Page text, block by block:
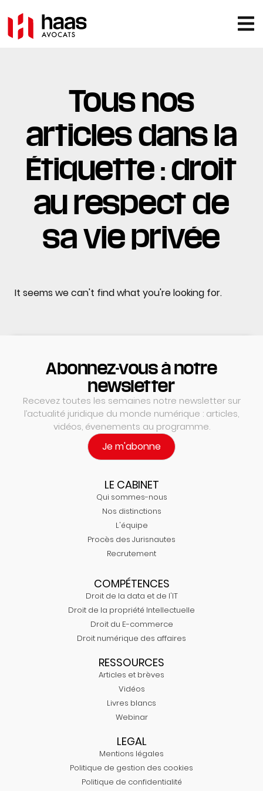
Tous nos
articles dans la
Étiquette : droit
au respect de
sa vie privée
It seems we can't find what you're looking for.
Abonnez-vous à notre
newsletter
Recevez toutes les semaines notre newsletter sur
l’actualité juridique du monde numérique : articles,
vidéos, évenements au programme.
Je m'abonne
LE CABINET
Qui sommes-nous
Nos distinctions
L'équipe
Procès des Jurisnautes
Recrutement
COMPÉTENCES
Droit de la data et de l'IT
Droit de la propriété Intellectuelle
Droit du E-commerce
Droit numérique des affaires
RESSOURCES
Articles et brèves
Vidéos
Livres blancs
Webinar
LEGAL
Mentions légales
Politique de gestion des cookies
Politique de confidentialité